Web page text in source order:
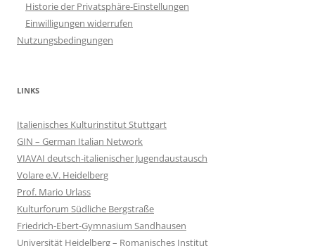
Historie der Privatsphäre-Einstellungen
Einwilligungen widerrufen
Nutzungsbedingungen
LINKS
Italienisches Kulturinstitut Stuttgart
GIN – German Italian Network
VIAVAI deutsch-italienischer Jugendaustausch
Volare e.V. Heidelberg
Prof. Mario Urlass
Kulturforum Südliche Bergstraße
Friedrich-Ebert-Gymnasium Sandhausen
Universität Heidelberg – Romanisches Institut